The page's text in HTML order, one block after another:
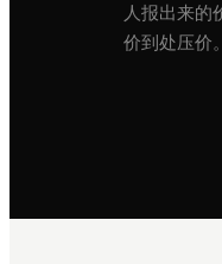
人报出来的
价到处压价。